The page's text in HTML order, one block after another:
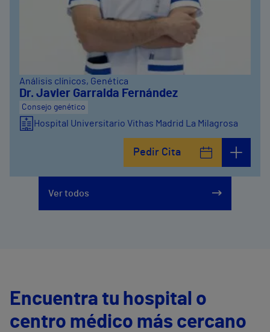
Análisis clínicos, Genética
Dr. Javier Garralda Fernández
Consejo genético
Hospital Universitario Vithas Madrid La Milagrosa
Pedir Cita
Ver todos
Encuentra tu hospital o
centro médico más cercano